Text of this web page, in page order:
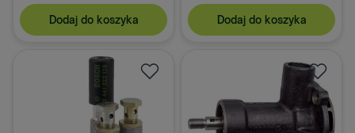
Dodaj do koszyka Dodaj do koszyka